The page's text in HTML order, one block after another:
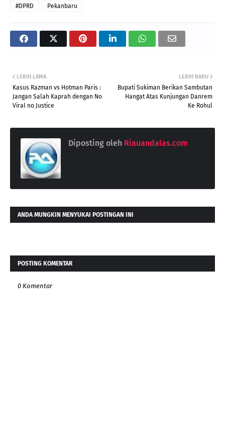
#DPRD Pekanbaru
LEBIH BARU
Bupati Sukiman Berikan Sambutan
Hangat Atas Kunjungan Danrem
Ke Rohul
LEBIH LAMA
Kasus Razman vs Hotman Paris :
Jangan Salah Kaprah dengan No
Viral no Justice
Diposting oleh Riauandalas.com
ANDA MUNGKIN MENYUKAI POSTINGAN INI
POSTING KOMENTAR
0 Komentar